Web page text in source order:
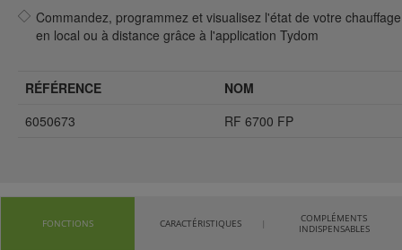
Commandez, programmez et visualisez l'état de votre chauffage
en local ou à distance grâce à l'application Tydom
RÉFÉRENCE
NOM
6050673
RF 6700 FP
FONCTIONS CARACTÉRISTIQUES
COMPLÉMENTS
INDISPENSABLES